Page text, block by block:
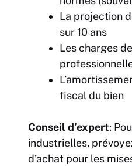
La projection
sur 10 ans
Les charges
fiscal du bien
Conseil d’expert:
industrielles,
d’achat pour les